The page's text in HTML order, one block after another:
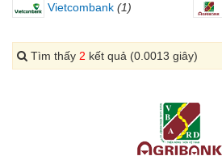
Vietcombank (1)
Tìm thấy 2 kết quả (0.0013 giây)